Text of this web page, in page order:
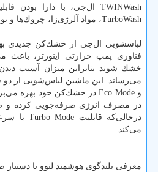
TurboWash، مواد آلرژی‌‌زا، چروك‌ها و بوی بد
لباسشویی ال‌جی از خشك‌كن جدیدی
فناوری پمپ حرارتی اینورتر، باعث
خشك شوند بنابراین میزان آسیب
در مصرف انرژی صرفه‌جویی كرده و
درحالی‌كه قابلیت Turbo Mode با سرعت بیشتری
می‌كند.
معرفی بلندگوی هوشمند لنوو با دستیار